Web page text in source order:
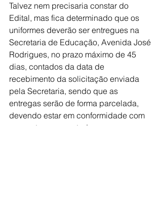
Talvez nem precisaria constar do
Edital, mas fica determinado que os
uniformes deverão ser entregues na
Secretaria de Educação, Avenida José
Rodrigues, no prazo máximo de 45
dias, contados da data de
recebimento da solicitação enviada
pela Secretaria, sendo que as
entregas serão de forma parcelada,
devendo estar em conformidade com
a amostra apresentada e